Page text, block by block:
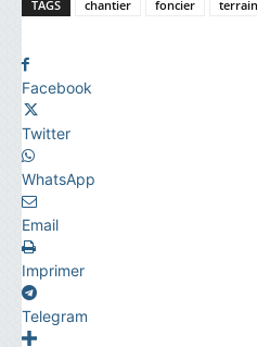
TAGS chantier foncier terrain
Facebook
Twitter
WhatsApp
Email
Imprimer
Telegram